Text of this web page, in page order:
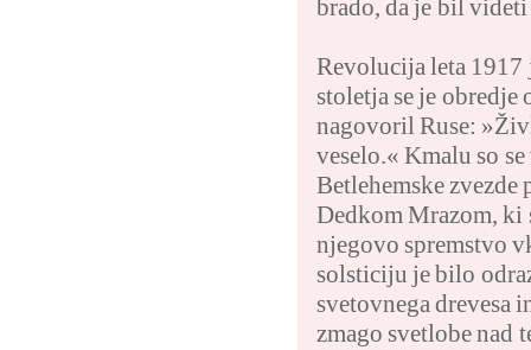
brado, da je bil
Revolucija leta 1917
stoletja se je
nagovoril Ruse:
veselo.« Kmalu so
Betlehemske
Dedkom Mrazom, ki
njegovo spremstvo
solsticiju je bilo
svetovnega drevesa
zmago svetlobe nad